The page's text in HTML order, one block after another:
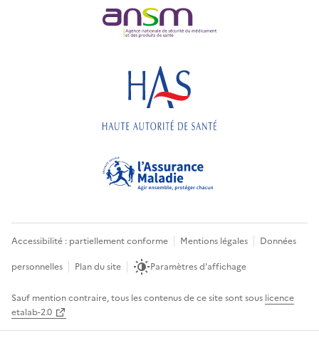
Accessibilité : partiellement conforme Mentions légales
Données
personnelles
Plan du site Paramètres d'affichage
Sauf mention contraire, tous les contenus de ce site sont sous licence
etalab-2.0